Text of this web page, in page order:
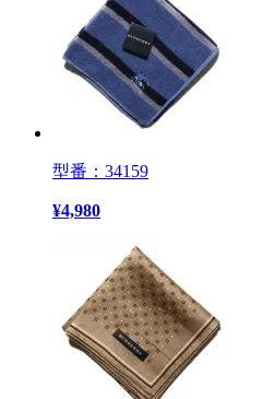
型番：34159
¥4,980